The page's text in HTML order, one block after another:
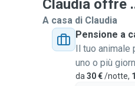
Claudia offre
A casa di Claudia
Pensione a
Il tuo animale
uno o più
da 30 €/notte,